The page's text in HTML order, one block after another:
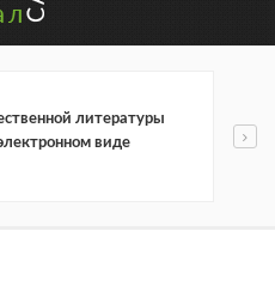
литературы
виде